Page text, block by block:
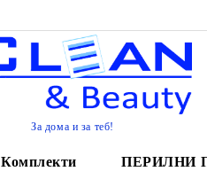
За дома и за теб!
Комплекти ПЕРИЛНИ